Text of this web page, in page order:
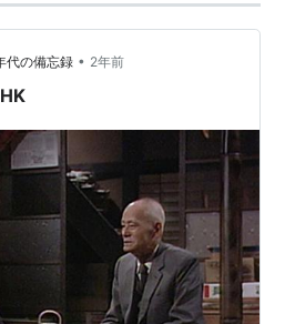
代の備忘録 • 2年前